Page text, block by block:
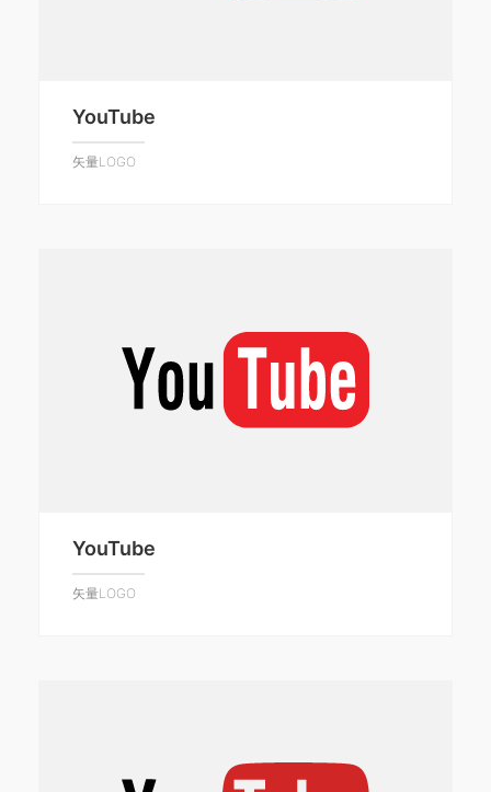
YouTube
矢量LOGO
YouTube
矢量LOGO